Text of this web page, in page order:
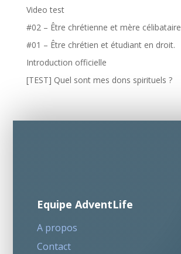
Video test
#02 – Être chrétienne et mère célibataire
#01 – Être chrétien et étudiant en droit.
Introduction officielle
[TEST] Quel sont mes dons spirituels ?
Equipe AdventLife
A propos
Contact